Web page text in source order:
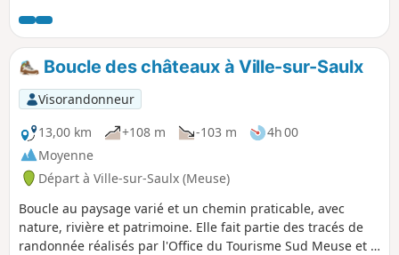
Boucle des châteaux à Ville-sur-Saulx
Visorandonneur
13,00 km
+108 m -103 m
4h 00
Moyenne
Départ à Ville-sur-Saulx (Meuse)
Boucle au paysage varié et un chemin praticable, avec
nature, rivière et patrimoine. Elle fait partie des tracés de
randonnée réalisés par l'Office du Tourisme Sud Meuse et il